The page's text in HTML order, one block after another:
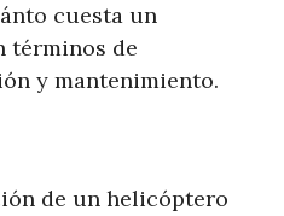
cuesta un
términos de
y mantenimiento.
de un helicóptero